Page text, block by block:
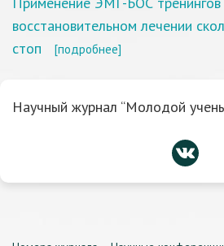
восстановительном лечении
стоп
[подробнее]
Научный журнал “Молодой